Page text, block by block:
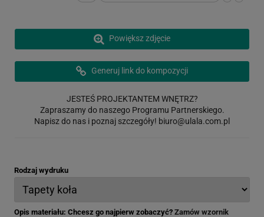
Powiększ zdjęcie
Generuj link do kompozycji
JESTEŚ PROJEKTANTEM WNĘTRZ?
Zapraszamy do naszego Programu Partnerskiego.
Napisz do nas i poznaj szczegóły! biuro@ulala.com.pl
Rodzaj wydruku
Opis materiału: Chcesz go najpierw zobaczyć? Zamów wzornik